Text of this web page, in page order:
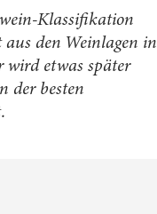
Klassifikation
den Weinlagen in
wird etwas später
der besten